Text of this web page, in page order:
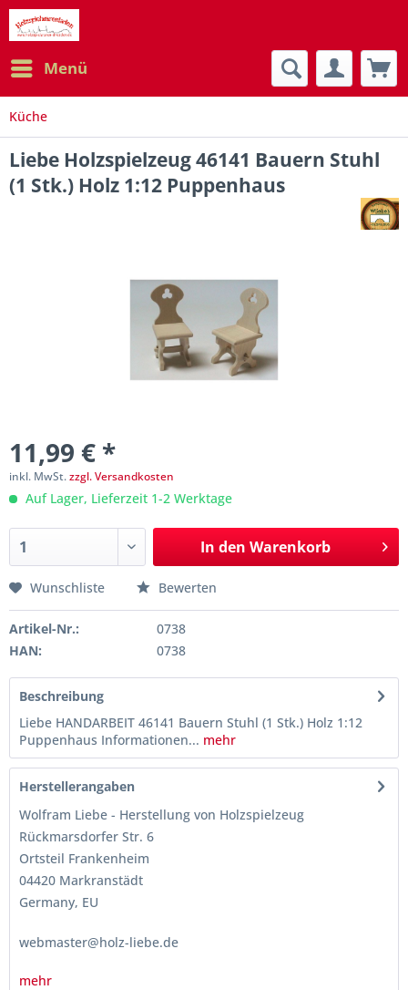
Menü
Küche
Liebe Holzspielzeug 46141 Bauern Stuhl
(1 Stk.) Holz 1:12 Puppenhaus
11,99 € *
inkl. MwSt.zzgl. Versandkosten
Auf Lager, Lieferzeit 1-2 Werktage
In den Warenkorb
Wunschliste Bewerten
Artikel-Nr.:
0738
HAN:
0738
Beschreibung
Liebe HANDARBEIT 46141 Bauern Stuhl (1 Stk.) Holz 1:12
Puppenhaus Informationen... mehr
Herstellerangaben
Wolfram Liebe - Herstellung von Holzspielzeug
Rückmarsdorfer Str. 6
Ortsteil Frankenheim
04420 Markranstädt
Germany, EU
webmaster@holz-liebe.de
mehr